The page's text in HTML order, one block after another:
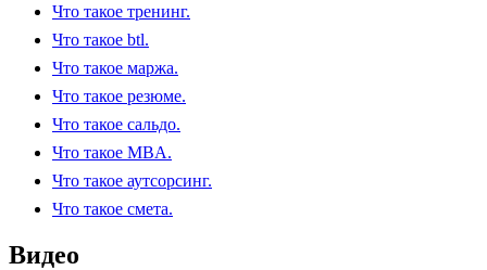
Что такое тренинг.
Что такое btl.
Что такое маржа.
Что такое резюме.
Что такое сальдо.
Что такое MBA.
Что такое аутсорсинг.
Что такое смета.
Видео